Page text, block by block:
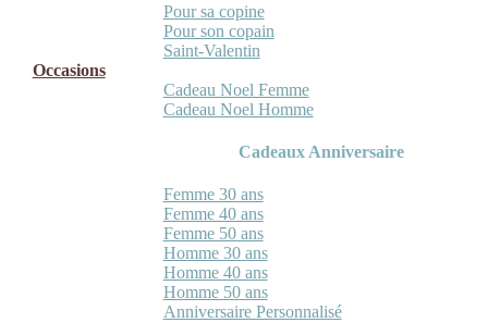
Pour sa copine
Pour son copain
Saint-Valentin
Occasions
Cadeau Noel Femme
Cadeau Noel Homme
Cadeaux Anniversaire
Femme 30 ans
Femme 40 ans
Femme 50 ans
Homme 30 ans
Homme 40 ans
Homme 50 ans
Anniversaire Personnalisé